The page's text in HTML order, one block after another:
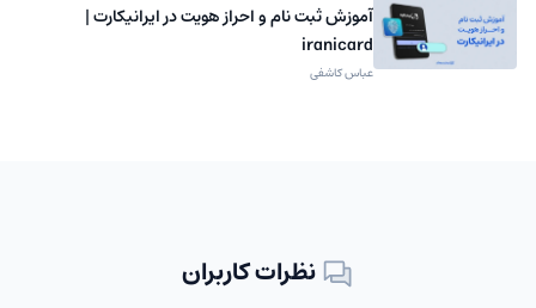
آموزش ثبت نام و احراز هویت در ایرانیکارت |
iranicard
عباس کاشفی
نظرات کاربران